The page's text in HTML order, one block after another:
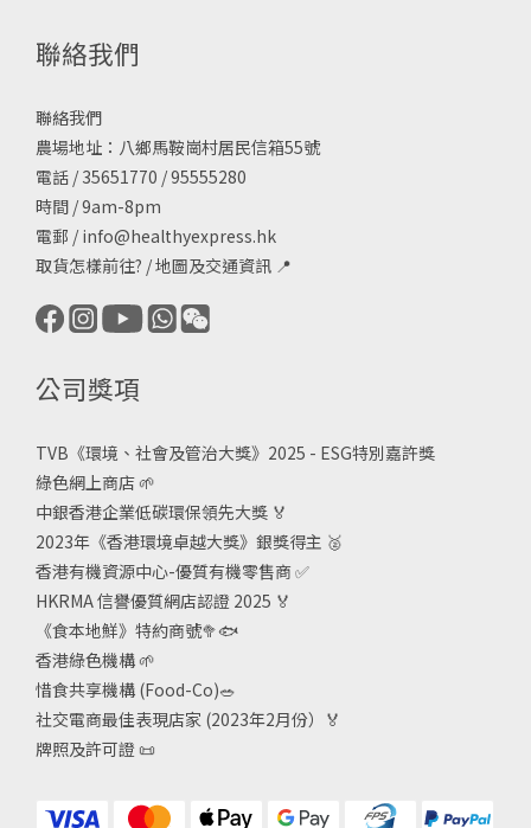
聯絡我們
聯絡我們
農場地址：八鄉馬鞍崗村居民信箱55號
電話 / 35651770 / 95555280
時間 / 9am-8pm
電郵 / info@healthyexpress.hk
取貨怎樣前往? /地圖及交通資訊 📍
公司獎項
TVB《環境、社會及管治大獎》2025 - ESG特別嘉許獎
綠色網上商店 🌱
中銀香港企業低碳環保領先大獎 🏅
2023年《香港環境卓越大獎》銀獎得主 🥈
香港有機資源中心-優質有機零售商✅
HKRMA 信譽優質網店認證 2025 🏅
《食本地鮮》特約商號🥦🐟
香港綠色機構 🌱
惜食共享機構 (Food-Co)🥗
社交電商最佳表現店家 (2023年2月份）🏅
牌照及許可證 📜